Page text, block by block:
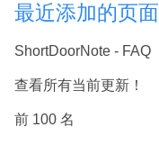
最近添加的页面
ShortDoorNote - FAQ
查看所有当前更新！
前 100 名